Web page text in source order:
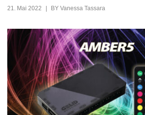
21. Mai 2022 | BY Vanessa Tassara